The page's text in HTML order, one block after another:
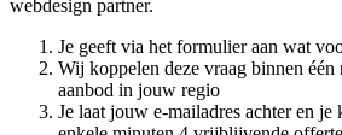
webdesign partner.
Je geeft via het formulier aan wat
Wij koppelen deze vraag binnen één
aanbod in jouw regio
Je laat jouw e-mailadres achter en